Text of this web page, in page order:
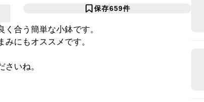
保存659件
合う簡単な小鉢です。
にもオススメです。
いね。